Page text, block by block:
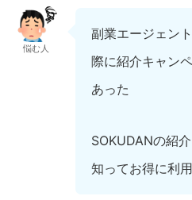
悩む人
副業エージェン
際に紹介キャン
あった
SOKUDANの紹
知ってお得に利